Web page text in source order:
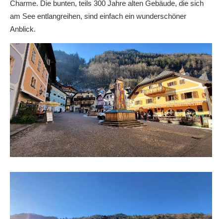
Charme. Die bunten, teils 300 Jahre alten Gebäude, die sich
am See entlangreihen, sind einfach ein wunderschöner
Anblick.